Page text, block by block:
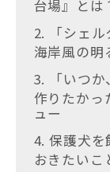
台場』とは
2. 「シェ
海岸風の明
3. 「いつ
作りたかっ
ュー
4. 保護犬
おきたいこ